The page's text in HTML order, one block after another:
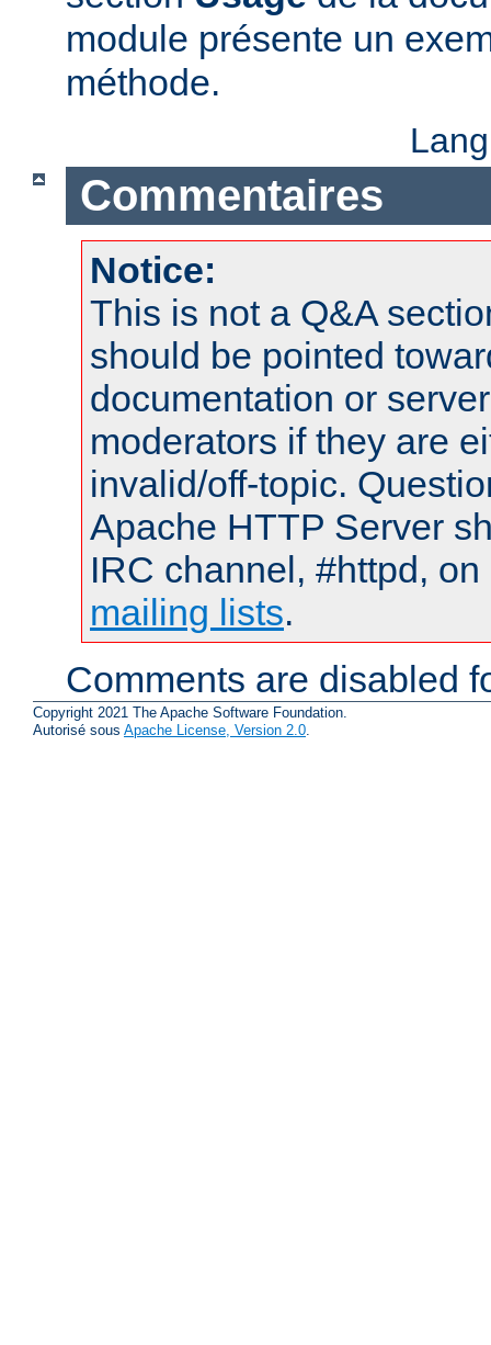
module présente un
méthode.
Commentaires
Notice:
This is not a Q&A
should be pointed
documentation or
moderators if they are
invalid/off-topic.
Apache HTTP Server
IRC channel, #httpd,
mailing lists.
Comments are disabled
Copyright 2021 The Apache Software Foundation.
Autorisé sous Apache License, Version 2.0.